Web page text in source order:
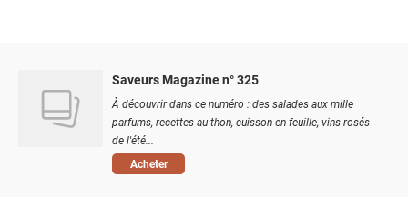
Saveurs Magazine n° 325
À découvrir dans ce numéro : des salades aux mille
parfums, recettes au thon, cuisson en feuille, vins rosés
de l'été...
Acheter